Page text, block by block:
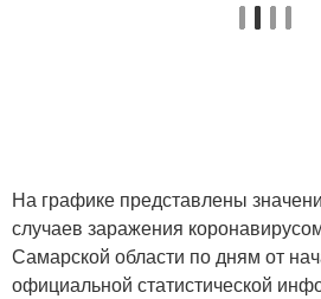
На графике представлены
случаев заражения
Самарской области по дням от
официальной статистической